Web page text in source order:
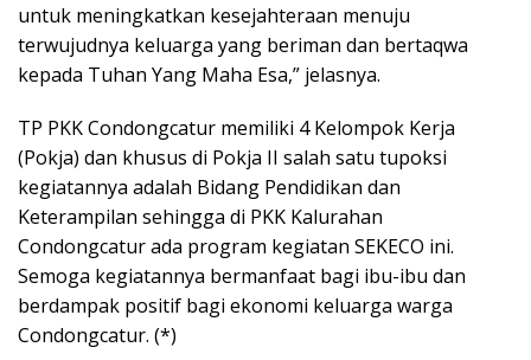
untuk meningkatkan kesejahteraan menuju
terwujudnya keluarga yang beriman dan bertaqwa
kepada Tuhan Yang Maha Esa,” jelasnya.
TP PKK Condongcatur memiliki 4 Kelompok Kerja
(Pokja) dan khusus di Pokja II salah satu tupoksi
kegiatannya adalah Bidang Pendidikan dan
Keterampilan sehingga di PKK Kalurahan
Condongcatur ada program kegiatan SEKECO ini.
Semoga kegiatannya bermanfaat bagi ibu-ibu dan
berdampak positif bagi ekonomi keluarga warga
Condongcatur. (*)